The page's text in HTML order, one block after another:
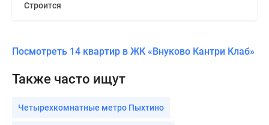
Строится
Посмотреть 14 квартир в ЖК «Внуково Кантри Клаб»
Также часто ищут
Четырехкомнатные метро Пыхтино